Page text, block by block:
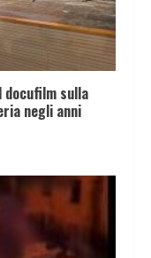
docufilm sulla
negli anni